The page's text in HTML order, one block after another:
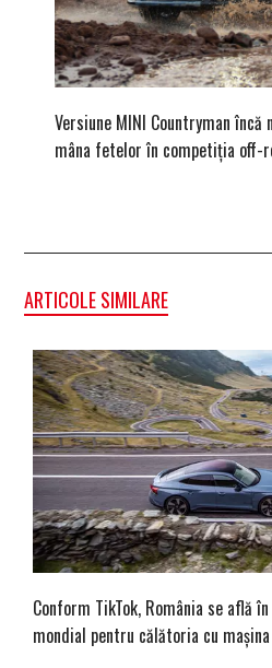
Versiune MINI Countryman
mâna fetelor în competiția off-
ARTICOLE SIMILARE
Conform TikTok, România se află
mondial pentru călătoria cu mașina